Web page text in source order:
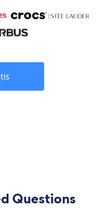
Questions